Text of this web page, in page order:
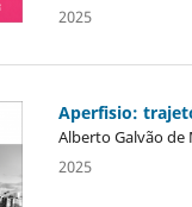
2025
Aperfisio:
Alberto Galvão de
2025